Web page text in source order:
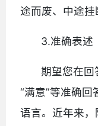
途而废、中途挂
3.准确表述
期望您在回
“满意”等准确回
语言。近年来